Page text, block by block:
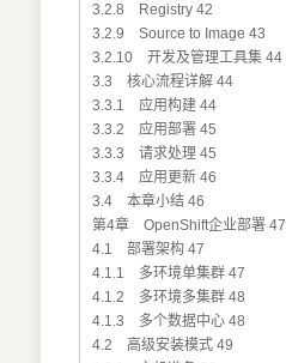
3.2.8 Registry 42
3.2.9 Source to Image 43
3.2.10 开发及管理工具集 44
3.3 核心流程详解 44
3.3.1 应用构建 44
3.3.2 应用部署 45
3.3.3 请求处理 45
3.3.4 应用更新 46
3.4 本章小结 46
第4章 OpenShift企业部署 47
4.1 部署架构 47
4.1.1 多环境单集群 47
4.1.2 多环境多集群 48
4.1.3 多个数据中心 48
4.2 高级安装模式 49